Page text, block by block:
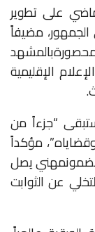
على تطوير
الجمهور، مضيفاً
بالمشهد
الإعلام الإقليمية
.
“جزءاً من
مؤكداً
مهنييصل
عن الثوابت